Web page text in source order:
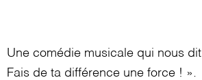
Une comédie musicale qui nous
Fais de ta différence une force ! ».